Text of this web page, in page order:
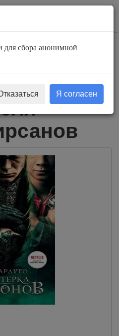
для сбора анонимной
Я согласен